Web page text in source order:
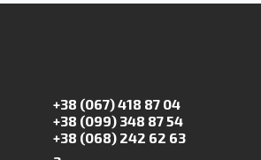
+38 (067) 418 87 04
+38 (099) 348 87 54
+38 (068) 242 62 63